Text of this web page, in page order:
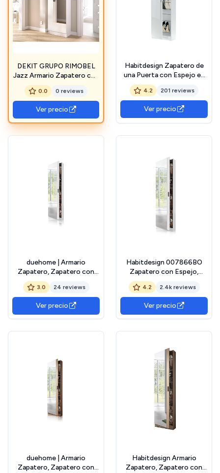
DEKIT GRUPO RIMOBEL
Jazz Armario Zapatero con
Espejo, Madera de
ingeniería, Blanco,
185x50x27 cm
0.0 0 reviews
Ver precio
Habitdesign Zapatero de
una Puerta con Espejo en
Color Blanco artik para
Entrada 180x50x22 cm
4.2 201 reviews
Ver precio
duehome | Armario
Zapatero, Zapatero con
Espejo, Modelo Roma,
Acabado en Color Blanco
Brillo, Medidas: 50 cm
(Ancho) x 180 cm (Alto) x
20 cm (Fondo)
3.0 24 reviews
Ver precio
Habitdesign 007866BO
Zapatero con Espejo,
Color Blanco Brillo,
180x50x20 cm de Fondo,
Madera (Rock)
4.2 2.4k reviews
Ver precio
duehome | Armario
Zapatero, Zapatero con
Habitdesign Armario
Zapatero, Zapatero con